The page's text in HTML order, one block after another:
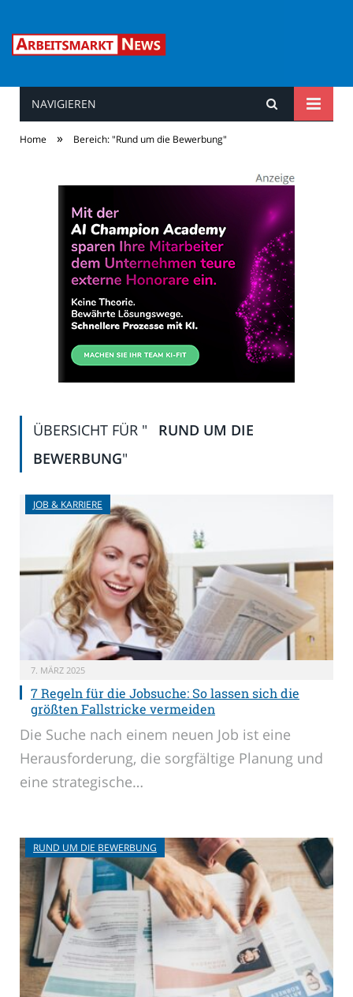
Arbeitsmarkt News
NAVIGIEREN
Home » Bereich: "Rund um die Bewerbung"
ÜBERSICHT FÜR "
RUND UM DIE
BEWERBUNG"
JOB & KARRIERE
7. MÄRZ 2025
7 Regeln für die Jobsuche: So lassen sich die
größten Fallstricke vermeiden
Die Suche nach einem neuen Job ist eine
Herausforderung, die sorgfältige Planung und
eine strategische…
RUND UM DIE BEWERBUNG